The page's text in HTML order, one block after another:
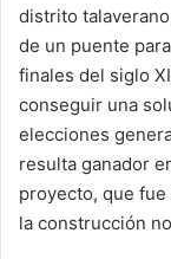
distrito
de un puente
finales del siglo
conseguir una
elecciones
resulta ganador
proyecto, que
la construcción